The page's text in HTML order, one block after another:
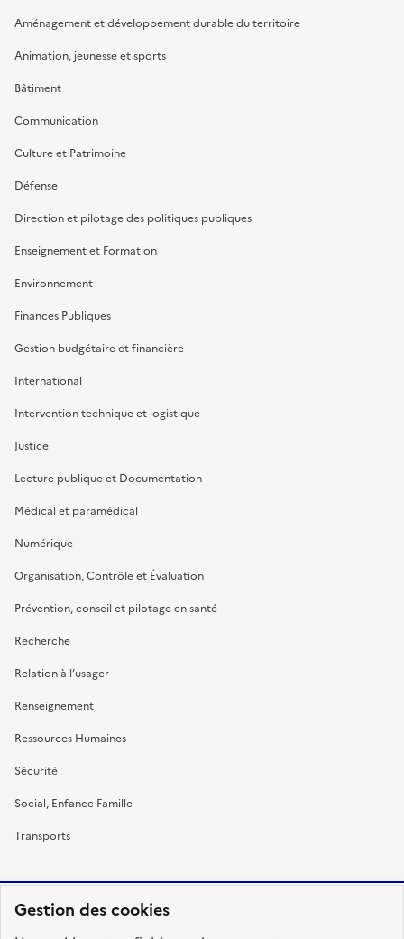
Gestion des cookies
Aménagement et développement durable du territoire
Animation, jeunesse et sports
Bâtiment
Communication
Culture et Patrimoine
Défense
Direction et pilotage des politiques publiques
Enseignement et Formation
Environnement
Finances Publiques
Gestion budgétaire et financière
International
Intervention technique et logistique
Justice
Lecture publique et Documentation
Médical et paramédical
Numérique
Organisation, Contrôle et Évaluation
Prévention, conseil et pilotage en santé
Recherche
Relation à l’usager
Renseignement
Ressources Humaines
Sécurité
Social, Enfance Famille
Transports